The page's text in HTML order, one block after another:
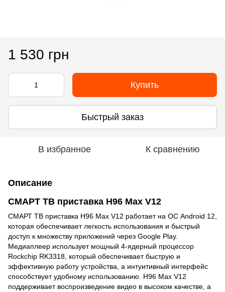
1 530 грн
Купить
Быстрый заказ
В избранное К сравнению
Описание
СМАРТ ТВ приставка H96 Max V12
СМАРТ ТВ приставка H96 Max V12 работает на ОС Android 12,
которая обеспечивает легкость использования и быстрый
доступ к множеству приложений через Google Play.
Медиаплеер использует мощный 4-ядерный процессор
Rockchip RK3318, который обеспечивает быструю и
эффективную работу устройства, а интуитивный интерфейс
способствует удобному использованию. H96 Max V12
поддерживает воспроизведение видео в высоком качестве, а